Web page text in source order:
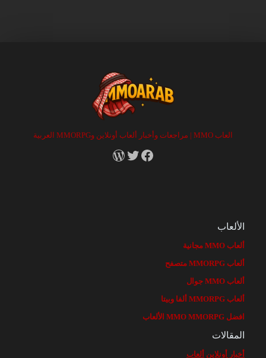
العاب MMO | مراجعات وأخبار ألعاب أونلاين وMMORPG العربية
Facebook
X
RSS
الألعاب
ألعاب MMO مجانية
ألعاب MMORPG متصفح
ألعاب MMO جوال
ألعاب MMORPG ألفا وبيتا
افضل MMO MMORPG الألعاب
المقالات
أخبار أونلاين ألعاب